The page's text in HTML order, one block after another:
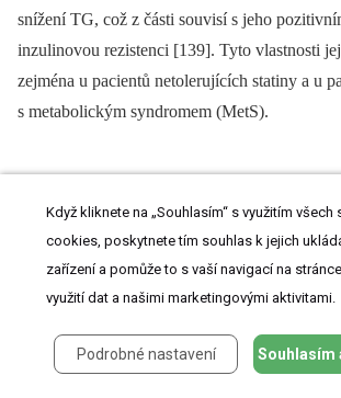
snížení TG, což z části souvisí s jeho
inzulinovou rezistenci [139]. Tyto vlastnosti
zejména u pacientů netolerujících statiny a u
s metabolickým syndromem (MetS).
Některé klinické studie naznačují, že
může působit protektivně proti ischemické
(ICHS) a KVO [140]. Zelený čaj je zejména
antioxidanty, jako jsou polyfenoly (až 35 %
jsou dobře známé kardioprotektivní
Když kliknete na „Souhlasím“ s využitím všech
cookies, poskytnete tím souhlas k jejich
zařízení a pomůže to s vaší navigací na
využití dat a našimi marketingovými aktivitami.
Podrobné nastavení Souhlasím